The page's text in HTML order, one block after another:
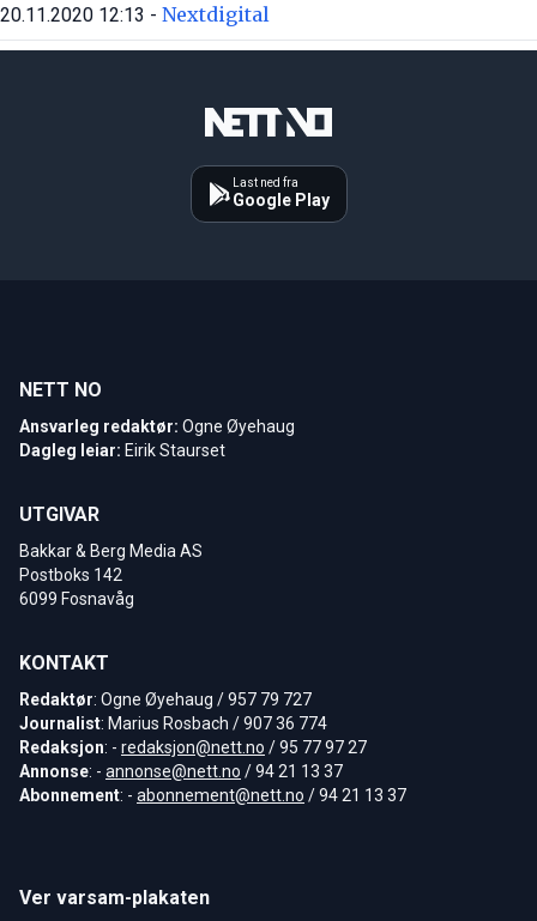
20.11.2020 12:13 - Nextdigital
Last ned fra
Google Play
NETT NO
Ansvarleg redaktør: Ogne Øyehaug
Dagleg leiar: Eirik Staurset
UTGIVAR
Bakkar & Berg Media AS
Postboks 142
6099 Fosnavåg
KONTAKT
Redaktør: Ogne Øyehaug / 957 79 727
Journalist: Marius Rosbach / 907 36 774
Redaksjon: - redaksjon@nett.no / 95 77 97 27
Annonse: - annonse@nett.no / 94 21 13 37
Abonnement: - abonnement@nett.no / 94 21 13 37
Ver varsam-plakaten